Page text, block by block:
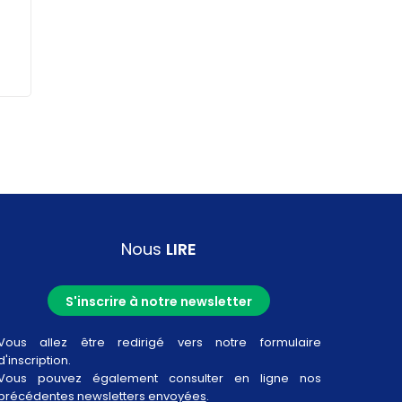
Nous LIRE
S'inscrire à notre newsletter
allez être redirigé vers notre formulaire
pouvez également consulter en ligne nos
newsletters envoyées.